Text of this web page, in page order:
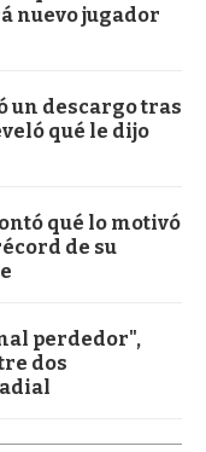
nuevo jugador
un descargo tras
qué le dijo
qué lo motivó
de su
perdedor",
dos